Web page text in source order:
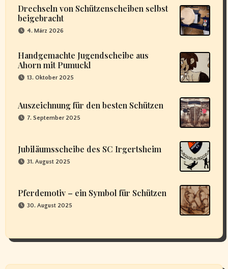
Drechseln von Schützenscheiben selbst
beigebracht
4. März 2026
Handgemachte Jugendscheibe aus
Ahorn mit Pumuckl
13. Oktober 2025
Auszeichnung für den besten Schützen
7. September 2025
Jubiläumsscheibe des SC Irgertsheim
31. August 2025
Pferdemotiv – ein Symbol für Schützen
30. August 2025